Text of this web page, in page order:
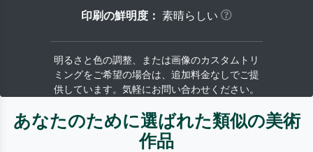
印刷の鮮明度： 素晴らしい
明るさと色の調整、または画像のカスタムトリ
ミングをご希望の場合は、追加料金なしでご提
供しています。気軽にお問い合わせください。
あなたのために選ばれた類似の美術
作品